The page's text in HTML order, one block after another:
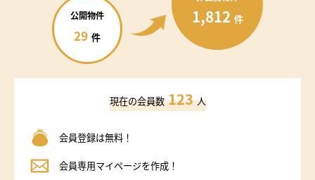
公開物件
29 件
1,812 件
現在の会員数 123 人
会員登録は無料！
会員専用マイページを作成！